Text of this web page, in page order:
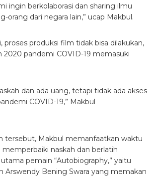
ingin berkolaborasi dan sharing ilmu
orang dari negara lain,” ucap Makbul.
proses produksi film tidak bisa dilakukan,
2020 pandemi COVID-19 memasuki
dan ada uang, tetapi tidak ada akses
COVID-19,” Makbul
tersebut, Makbul memanfaatkan waktu
naskah dan berlatih
pemain “Autobiography,” yaitu
Arswendy Bening Swara yang memakan